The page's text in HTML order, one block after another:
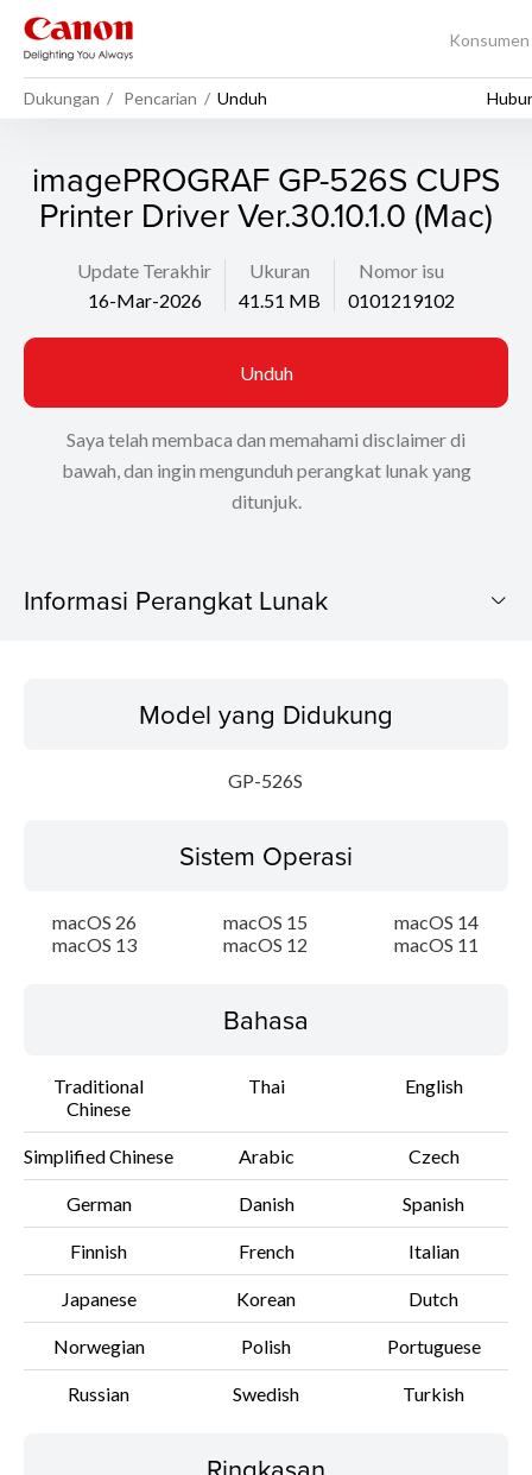
Konsumen
Dukungan Pencarian Unduh
imagePROGRAF GP-526S CUPS
Printer Driver Ver.30.10.1.0 (Mac)
Update Terakhir
16-Mar-2026
Ukuran
41.51 MB
Nomor isu
0101219102
Unduh
Saya telah membaca dan memahami disclaimer di
bawah, dan ingin mengunduh perangkat lunak yang
ditunjuk.
Informasi Perangkat Lunak
Sistem Operasi
Update Riwayat
Informasi File
Disclaimer
Model yang Didukung
GP-526S
Sistem Operasi
macOS 26 macOS 15
macOS 14
macOS 13
macOS 12 macOS 11
Bahasa
Traditional
Chinese
Thai English
Simplified Chinese Arabic Czech
German Danish Spanish
Finnish French Italian
Japanese Korean Dutch
Norwegian Polish Portuguese
Russian Swedish Turkish